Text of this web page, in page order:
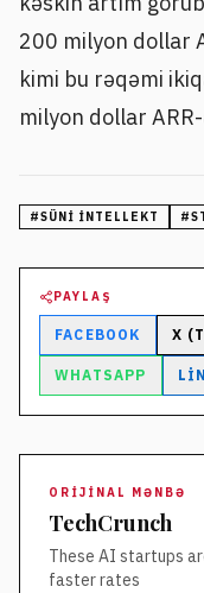
200 milyon dollar
kimi bu rəqəmi
milyon dollar ARR-
#SÜNI INTELLEKT #
PAYLAŞ
FACEBOOK X
WHATSAPP
ORIJINAL MƏNBƏ
TechCrunch
These AI startups are growing
faster rates